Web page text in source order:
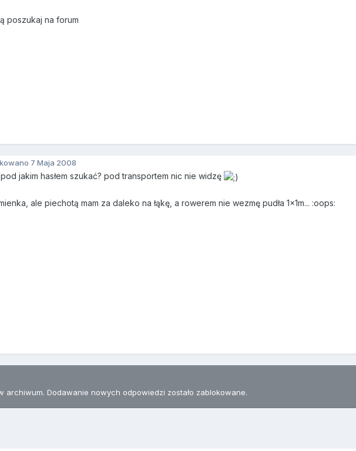
poszukaj na forum
7 Maja 2008
jakim hasłem szukać? pod transportem nic nie widzę
ale piechotą mam za daleko na łąkę, a rowerem nie wezmę pudła 1x1m... :oops:
archiwum. Dodawanie nowych odpowiedzi zostało zablokowane.